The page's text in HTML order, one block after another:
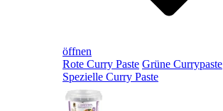
öffnen
Rote Curry Paste Grüne Currypaste
Spezielle Curry Paste